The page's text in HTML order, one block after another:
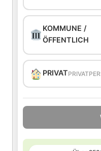
KOMMUNE /
ÖFFENTLICH
PRIVAT